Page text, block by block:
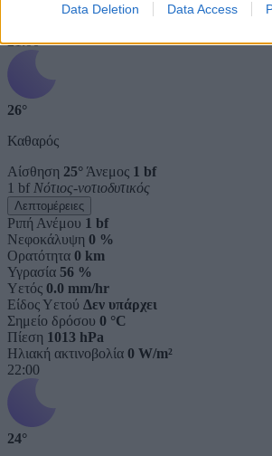
Data Deletion Data Access
21:00
26°
Καθαρός
Αίσθηση 25°Άνεμος 1 bf
1 bf Νότιος-νοτιοδυτικός
Λεπτομέρειες
Ριπή Ανέμου 1 bf
Νεφοκάλυψη 0 %
Ορατότητα 0 km
Υγρασία 56 %
Υετός 0.0 mm/hr
Είδος Υετού Δεν υπάρχει
Σημείο δρόσου 0 °C
Πίεση 1013 hPa
Ηλιακή ακτινοβολία 0 W/m²
22:00
24°